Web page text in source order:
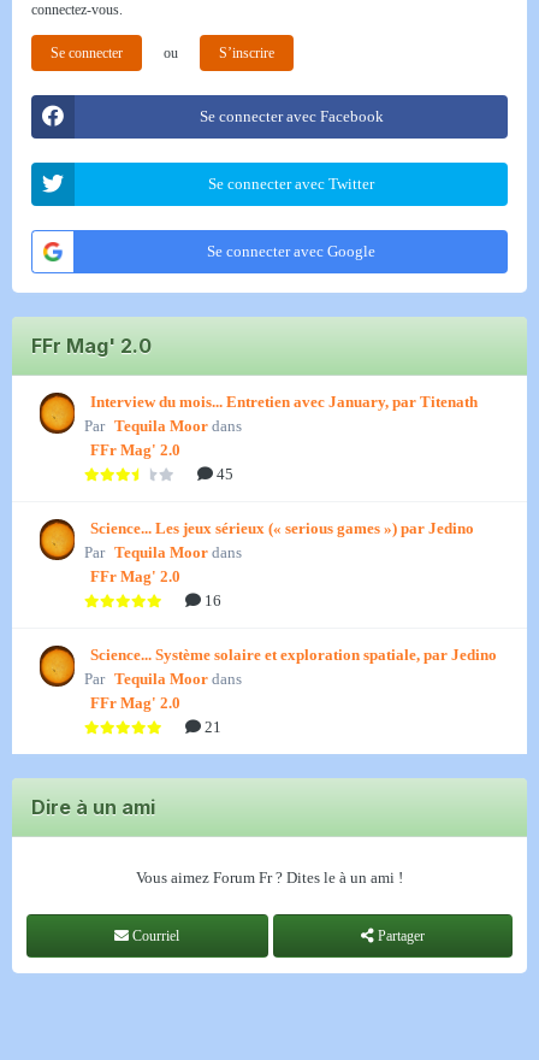
connectez-vous.
Se connecter ou S’inscrire
Se connecter avec Facebook
Se connecter avec Twitter
Se connecter avec Google
FFr Mag' 2.0
Interview du mois... Entretien avec January, par Titenath
Par Tequila Moor dans
FFr Mag' 2.0
45
Science... Les jeux sérieux (« serious games ») par Jedino
Par Tequila Moor dans
FFr Mag' 2.0
16
Science... Système solaire et exploration spatiale, par Jedino
Par Tequila Moor dans
FFr Mag' 2.0
21
Dire à un ami
Vous aimez Forum Fr ? Dites le à un ami !
Courriel Partager